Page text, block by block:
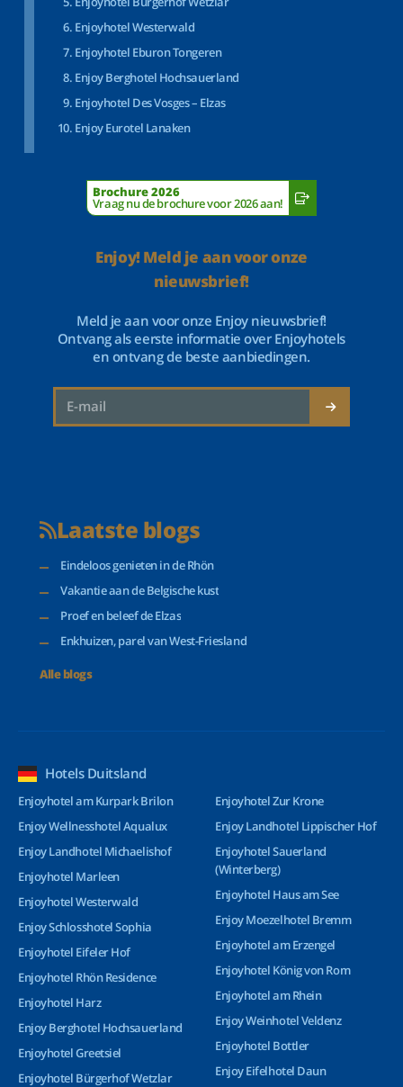
Enjoyhotel Westerwald
Enjoyhotel Eburon Tongeren
Enjoy Berghotel Hochsauerland
Enjoyhotel Des Vosges – Elzas
Enjoy Eurotel Lanaken
Brochure 2026
Vraag nu de brochure voor 2026 aan!
Enjoy! Meld je aan voor onze
nieuwsbrief!
Meld je aan voor onze Enjoy nieuwsbrief!
Ontvang als eerste informatie over Enjoyhotels
en ontvang de beste aanbiedingen.
Laatste blogs
Eindeloos genieten in de Rhön
Vakantie aan de Belgische kust
Proef en beleef de Elzas
Enkhuizen, parel van West-Friesland
Alle blogs
Hotels Duitsland
Enjoyhotel am Kurpark Brilon
Enjoy Wellnesshotel Aqualux
Enjoy Landhotel Michaelishof
Enjoyhotel Marleen
Enjoyhotel Westerwald
Enjoy Schlosshotel Sophia
Enjoyhotel Eifeler Hof
Enjoyhotel Rhön Residence
Enjoyhotel Harz
Enjoy Berghotel Hochsauerland
Enjoyhotel Greetsiel
Enjoyhotel Bürgerhof Wetzlar
Enjoyhotel Zur Krone
Enjoy Landhotel Lippischer Hof
Enjoyhotel Sauerland
(Winterberg)
Enjoyhotel Haus am See
Enjoy Moezelhotel Bremm
Enjoyhotel am Erzengel
Enjoyhotel König von Rom
Enjoyhotel am Rhein
Enjoy Weinhotel Veldenz
Enjoyhotel Bottler
Enjoy Eifelhotel Daun